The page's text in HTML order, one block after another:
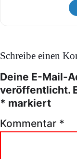
Schreibe einen
Deine E-Mail-
veröffentlicht.
* markiert
Kommentar *